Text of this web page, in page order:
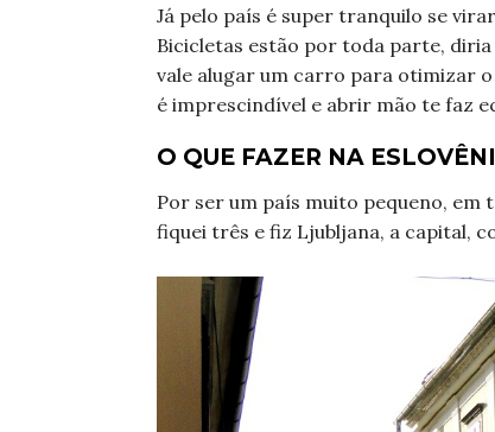
Já pelo país é super tranquilo se
Bicicletas estão por toda parte,
vale alugar um carro para otimizar
é imprescindível e abrir mão te faz
O QUE FAZER NA
Por ser um país muito pequeno,
fiquei três e fiz Ljubljana, a capital,